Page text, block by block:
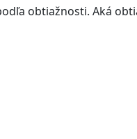
obtiažnosti. Aká